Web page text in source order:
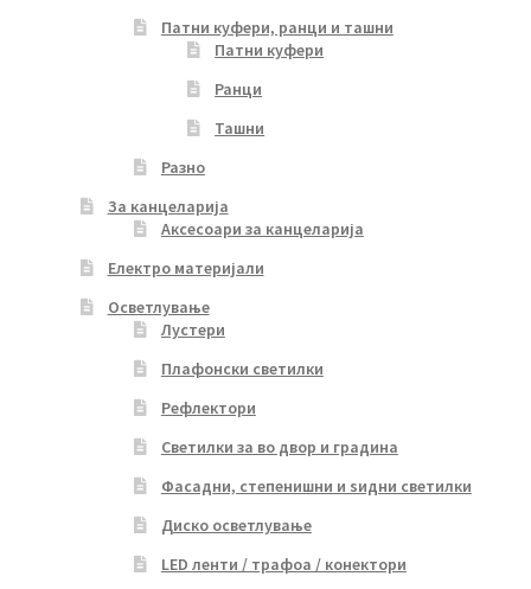
Патни куфери, ранци и ташни
Патни куфери
Ранци
Ташни
Разно
За канцеларија
Аксесоари за канцеларија
Електро материјали
Осветлување
Лустери
Плафонски светилки
Рефлектори
Светилки за во двор и градина
Фасадни, степенишни и ѕидни светилки
Диско осветлување
LED ленти / трафоа / конектори